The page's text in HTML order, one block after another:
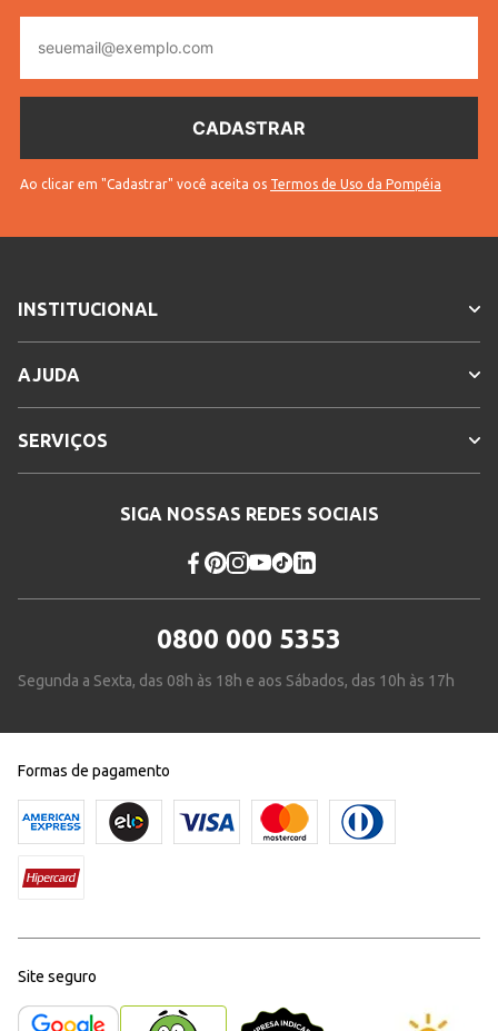
mail
Ao clicar em "Cadastrar" você aceita os Termos de Uso da Pompéia
INSTITUCIONAL
AJUDA
SERVIÇOS
SIGA NOSSAS REDES SOCIAIS
0800 000 5353
Segunda a Sexta, das 08h às 18h e aos Sábados, das 10h às 17h
Formas de pagamento
Site seguro